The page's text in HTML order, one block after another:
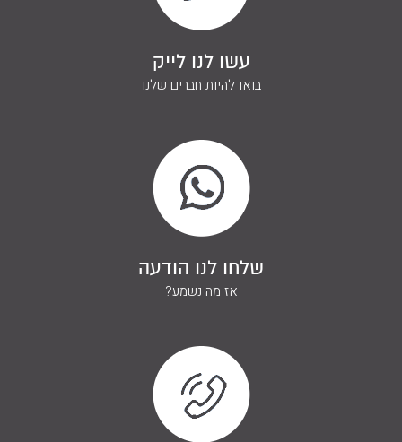
עשו לנו לייק
בואו להיות חברים שלנו
שלחו לנו הודעה
אז מה נשמע?